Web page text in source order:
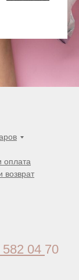
оплата
возврат
04 70